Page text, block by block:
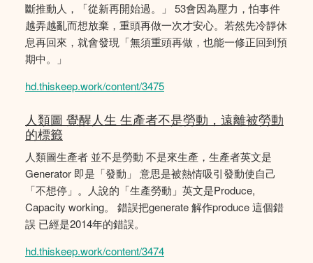
斷推動人，「從新再開始過。」 53會因為壓力，怕事件
越弄越亂而想放棄，重頭再做一次才安心。若然先冷靜休
息再回來，就會發現「無須重頭再做，也能一修正回到預
期中。」
hd.thiskeep.work/content/3475
人類圖 覺醒人生 生產者不是勞動，遠離被勞動
的標籤
人類圖生產者 並不是勞動 不是來生產，生產者英文是
Generator 即是「發動」 意思是被熱情吸引發動使自己
「不想停」。人說的「生產勞動」英文是Produce,
Capacity working。 錯誤把generate 解作produce 這個錯
誤 已經是2014年的錯誤。
hd.thiskeep.work/content/3474